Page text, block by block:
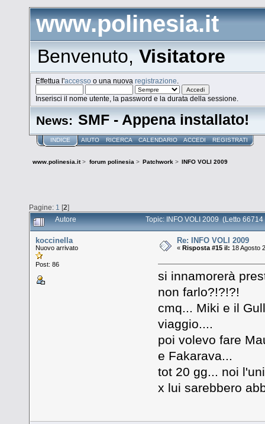
www.polinesia.it
Benvenuto,Visitatore
Effettua l'accesso o una nuovaregistrazione
Inserisci il nome utente, la password e la durata della sessione.
News: SMF - Appena installato!
INDICE AIUTO RICERCA CALENDARIO ACCEDI REGISTRATI
www.polinesia.it> forum polinesia> Patchwork> INFO VOLI 2009
Pagine: 1 [2]
Autore Topic: INFO VOLI 2009 (Letto 66714
koccinella
Nuovo arrivato
Post: 86
Re: INFO VOLI 2009
« Risposta #15 il: 18 Agosto
si innamorerà
non farlo?!?!?!
cmq... Miki e il
viaggio....
poi volevo fare
e Fakarava...
tot 20 gg... noi
x lui sarebbero